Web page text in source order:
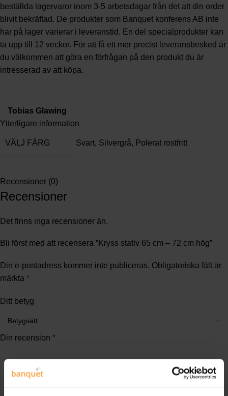
beställda lagervaror inom 3-5 arbetsdagar från det att din order
blivit bekräftad. De produkter som Banquet konferens AB inte
har på lager varierar i leveranstid. En del specialprodukter kan
ta upp till 12 veckor. För att få ett mer precist leveransbesked är
du välkommen att göra en förfrågan på den produkt du är
intresserad av att köpa.
Tobias Glawing
Ytterligare information
VÄLJ FÄRG Svart, Silvergrå, Polerat rostfritt
Recensioner (0)
Recensioner
Det finns inga recensioner än.
Bli först med att recensera ”Kryss stativ 65 cm – 72 cm hög”
Din e-postadress kommer inte publiceras. Obligatoriska fält är
märkta *
Ditt betyg
Din recension *